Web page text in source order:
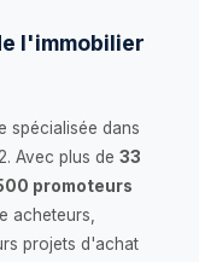
l'immobilier
spécialisée dans
Avec plus de 33
promoteurs
acheteurs,
projets d'achat